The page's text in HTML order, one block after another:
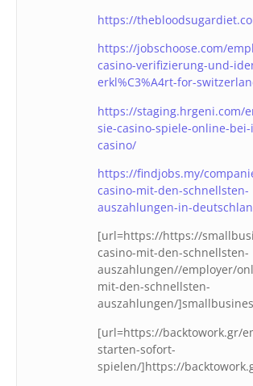
https://
https://jobschoose.com/
casino-verifizierung-und-
erkl%C3%A4rt-for-
https://staging.hrgeni.com/
sie-casino-spiele-online-
casino/
https://findjobs.my/
casino-mit-den-schnellsten-
auszahlungen-in-
[url=https://https://
casino-mit-den-schnellsten-
auszahlungen//employer/
mit-den-schnellsten-
auszahlungen/
[url=https://backtowork.gr/
starten-sofort-
spielen/]https://